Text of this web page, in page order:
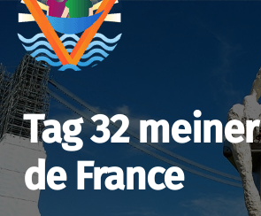
Tag 32
de France